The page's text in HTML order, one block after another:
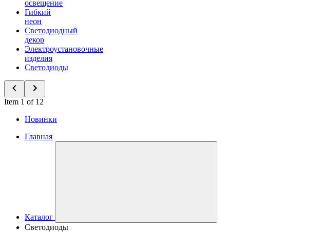
освещение
Гибкий
неон
Светодиодный
декор
Электроустановочные
изделия
Светодиоды
Item 1 of 12
Новинки
Главная
Каталог
Светодиоды